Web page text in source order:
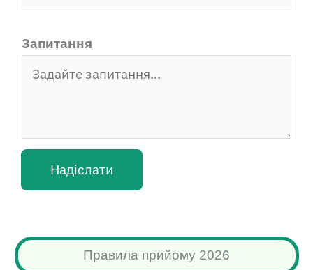
Запитання
E
Надіслати
Правила прийому 2026